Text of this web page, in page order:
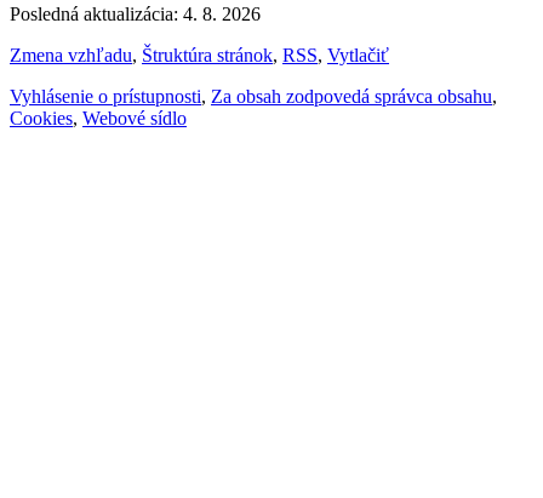
Posledná aktualizácia: 4. 8. 2026
Zmena vzhľadu, Štruktúra stránok, RSS, Vytlačiť
Vyhlásenie o prístupnosti, Za obsah zodpovedá správca obsahu,
Cookies, Webové sídlo